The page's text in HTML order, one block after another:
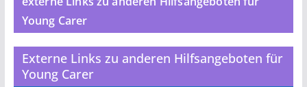
Young Carer
Externe Links zu anderen Hilfsangeboten für
Young Carer